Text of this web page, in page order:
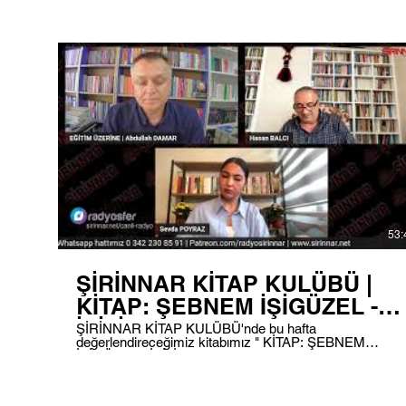
facebook ve youtube üzerinden görüntülü bir şekilde
izleyebilirsiniz. #radyoşirinnar #Radyo #DijitalRadyo
#Şirinnar #ŞirinnarKitapKulübü #Podcast
ŞİRİNNAR KİTAP KULÜBÜ |
KİTAP: ŞEBNEM İŞİGÜZEL -
İYİLİK -
ŞİRİNNAR KİTAP KULÜBÜ'nde bu hafta
değerlendireceğimiz kitabımız " KİTAP: ŞEBNEM